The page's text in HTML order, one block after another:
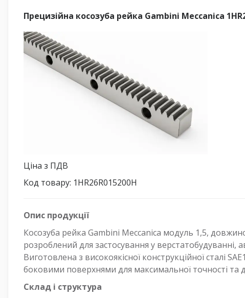
Прецизійна косозуба рейка Gambini Meccanica
Ціна з ПДВ
Код товару: 1HR26R015200H
Опис продукції
Косозуба рейка Gambini Meccanica модуль 1,5,
розроблений для застосування у верстатобудуванні,
Виготовлена з високоякісної конструкційної сталі
боковими поверхнями для максимальної точності та
Склад і структура